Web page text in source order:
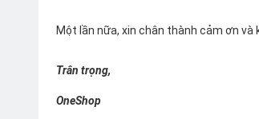
Một lần nữa, xin chân thành cảm ơn
Trân trọng,
OneShop